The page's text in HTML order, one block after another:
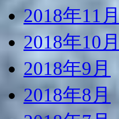
2018年11月
2018年10月
2018年9月
2018年8月